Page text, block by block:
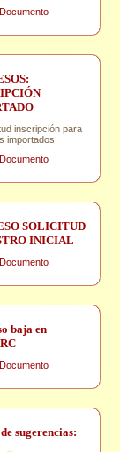
inscripción para
importados.
SOLICITUD
INICIAL
baja en
sugerencias: